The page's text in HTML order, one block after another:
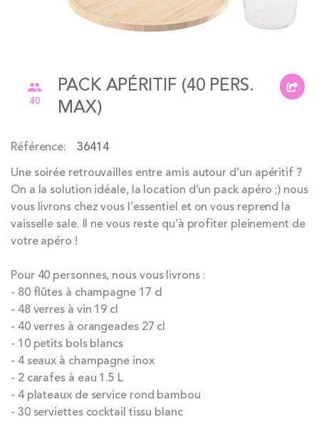
beginning
images
gallery
40
PACK APÉRITIF (40 PERS.
MAX)
Référence
36414
Une soirée retrouvailles entre amis autour d’un apéritif ?
On a la solution idéale, la location d’un pack apéro ;) nous
vous livrons chez vous l’essentiel et on vous reprend la
vaisselle sale. Il ne vous reste qu’à profiter pleinement de
votre apéro !
Pour 40 personnes, nous vous livrons :
- 80 flûtes à champagne 17 cl
- 48 verres à vin 19 cl
- 40 verres à orangeades 27 cl
- 10 petits bols blancs
- 4 seaux à champagne inox
- 2 carafes à eau 1.5 L
- 4 plateaux de service rond bambou
- 30 serviettes cocktail tissu blanc